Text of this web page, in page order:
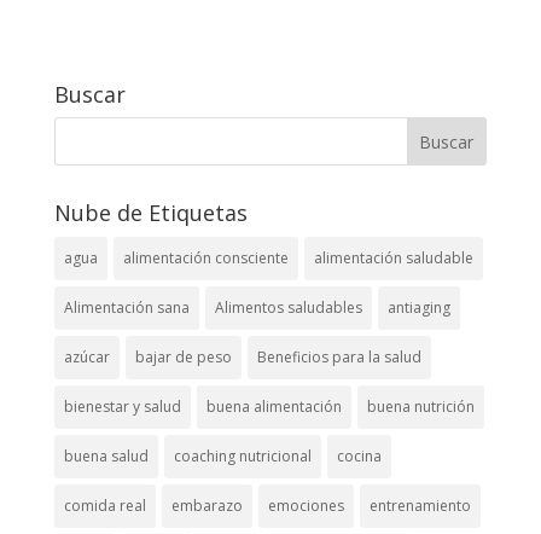
Buscar
Nube de Etiquetas
agua alimentación consciente alimentación saludable
Alimentación sana Alimentos saludables antiaging
azúcar bajar de peso Beneficios para la salud
bienestar y salud buena alimentación buena nutrición
buena salud coaching nutricional cocina
comida real embarazo emociones entrenamiento